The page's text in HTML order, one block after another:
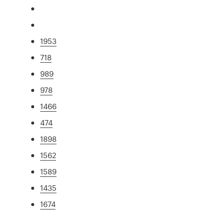
1953
718
989
978
1466
474
1898
1562
1589
1435
1674